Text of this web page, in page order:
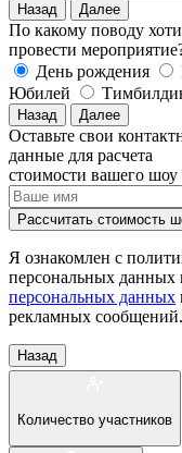
Назад Далее
По какому поводу
провести
День рождения
Юбилей
Назад Далее
Оставьте свои
данные для расчета
стоимости вашего шоу
Рассчитать стоимость
Я ознакомлен с
персональных данных
персональных данных
рекламных сообщений.
Назад
Количество участников